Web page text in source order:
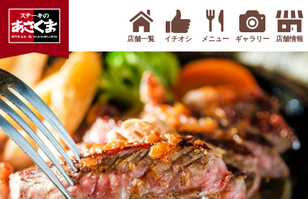
店舗情報
ギャラリー
メニュー
イチオシ
店舗一覧